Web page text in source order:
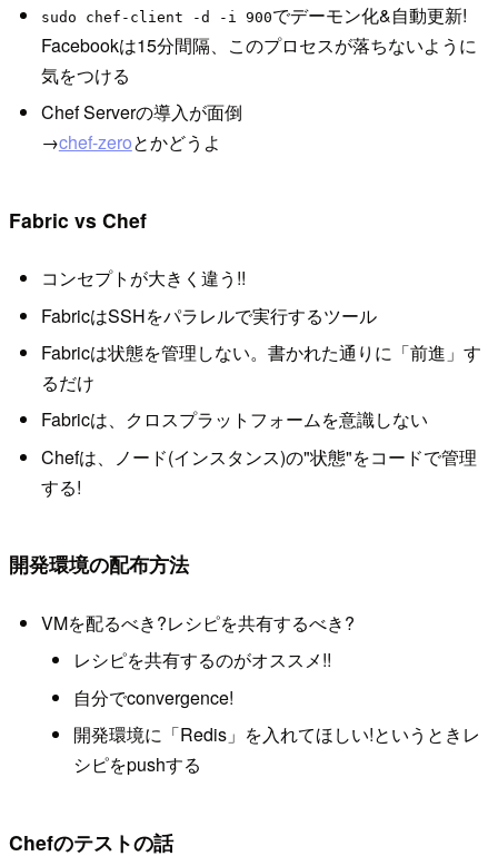
sudo chef-client -d -i 900でデーモン化&自動更新!
Facebookは15分間隔、このプロセスが落ちないように
気をつける
Chef Serverの導入が面倒
→chef-zeroとかどうよ
Fabric vs Chef
コンセプトが大きく違う!!
FabricはSSHをパラレルで実行するツール
Fabricは状態を管理しない。書かれた通りに「前進」す
るだけ
Fabricは、クロスプラットフォームを意識しない
Chefは、ノード(インスタンス)の"状態"をコードで管理
する!
開発環境の配布方法
VMを配るべき?レシピを共有するべき?
レシピを共有するのがオススメ!!
自分でconvergence!
開発環境に「Redis」を入れてほしい!というときレ
シピをpushする
Chefのテストの話